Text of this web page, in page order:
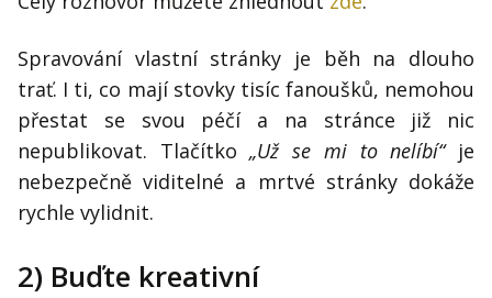
Spravování vlastní stránky je běh na dlouho
trať. I ti, co mají stovky tisíc fanoušků, nemohou
přestat se svou péčí a na stránce již nic
nepublikovat. Tlačítko„Už se mi to nelíbí“je
nebezpečně viditelné a mrtvé stránky dokáže
rychle vylidnit.
2) Buďte kreativní